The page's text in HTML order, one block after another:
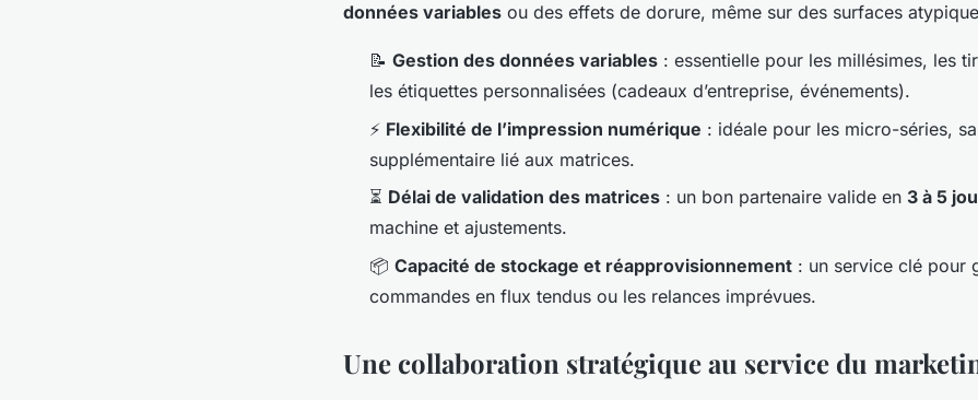
données variables ou des effets de dorure, même sur des surfaces
📝 Gestion des données variables : essentielle pour les millésimes, les
les étiquettes personnalisées (cadeaux d’entreprise, événements).
⚡ Flexibilité de l’impression numérique : idéale pour les micro-séries,
supplémentaire lié aux matrices.
⏳ Délai de validation des matrices : un bon partenaire valide en 3 à 5
machine et ajustements.
📦 Capacité de stockage et réapprovisionnement : un service clé pour
commandes en flux tendus ou les relances imprévues.
Une collaboration stratégique au service du